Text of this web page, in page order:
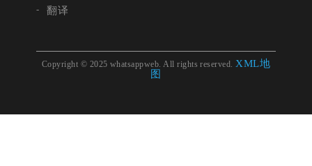
翻译
Copyright © 2025 whatsappweb. All rights reserved.XML地
图